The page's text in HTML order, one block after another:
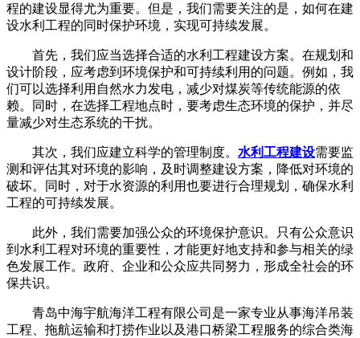
程的建设显得尤为重要。但是，我们需要关注的是，如何在建
设水利工程的同时保护环境，实现可持续发展。
首先，我们应当选择合适的水利工程建设方案。在规划和
设计阶段，应考虑到环境保护和可持续利用的问题。例如，我
们可以选择利用自然水力发电，减少对煤炭等传统能源的依
赖。同时，在选择工程地点时，要考虑生态环境的保护，并尽
量减少对生态系统的干扰。
其次，我们应建立科学的管理制度。 水利工程建设需要监
测和评估其对环境的影响，及时调整建设方案，降低对环境的
破坏。同时，对于水资源的利用也要进行合理规划，确保水利
工程的可持续发展。
此外，我们需要加强公众的环境保护意识。只有公众意识
到水利工程对环境的重要性，才能更好地支持和参与相关的绿
色发展工作。政府、企业和公众应共同努力，形成全社会的环
保共识。
青岛中海宇航海洋工程有限公司是一家专业从事海洋吊装
工程、拖航运输和打捞作业以及港口桥梁工程服务的综合类海